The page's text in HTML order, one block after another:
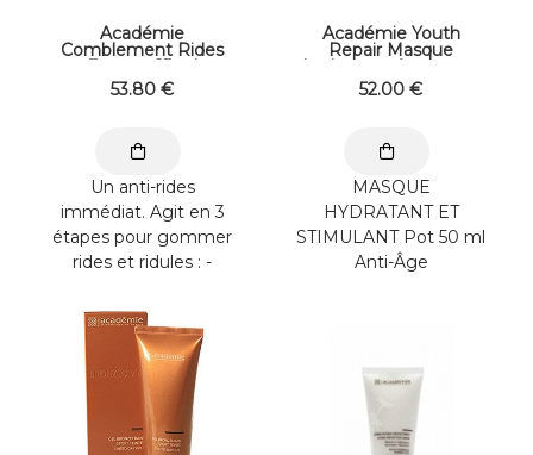
Académie
Comblement Rides
Express 15 ml
53.80 €
Un anti-rides
immédiat. Agit en 3
étapes pour gommer
rides et ridules : -
instantanément -
« floute » ...
Académie Youth
Repair Masque
hydratant rénovateur
50 ml
52.00 €
MASQUE
HYDRATANT ET
STIMULANT Pot 50 ml
Anti-Âge